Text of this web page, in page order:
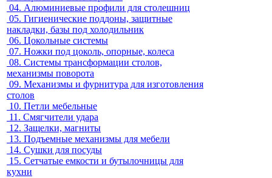
04. Алюминиевые профили для столешниц
05. Гигиенические поддоны, защитные
накладки, базы под холодильник
06. Цокольные системы
07. Ножки под цоколь, опорные, колеса
08. Системы трансформации столов,
механизмы поворота
09. Механизмы и фурнитура для изготовления
столов
10. Петли мебельные
11. Смягчители удара
12. Защелки, магниты
13. Подъемные механизмы для мебели
14. Сушки для посуды
15. Сетчатые емкости и бутылочницы для
кухни